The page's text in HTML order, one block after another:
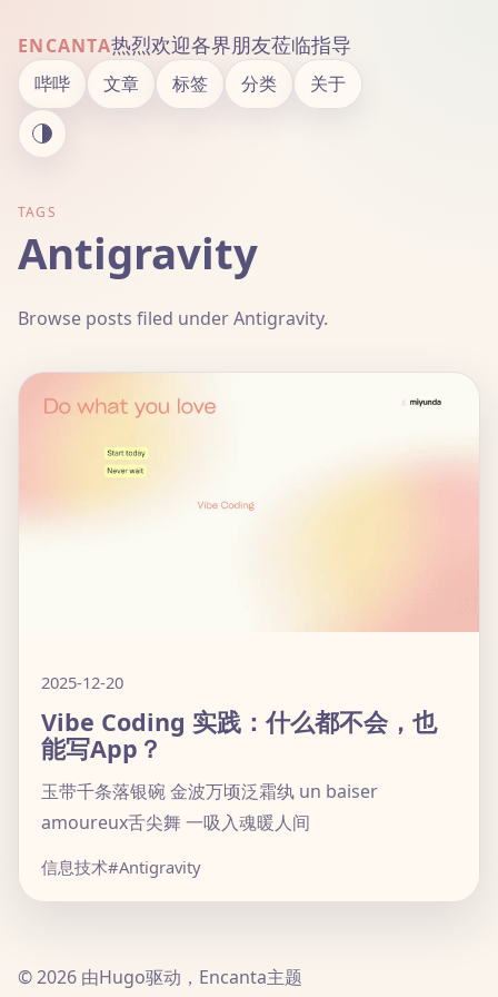
ENCANTA热烈欢迎各界朋友莅临指导
哔哔 文章 标签 分类 关于
TAGS
Antigravity
Browse posts filed under Antigravity.
2025-12-20
Vibe Coding 实践：什么都不会，也
能写App？
玉带千条落银碗 金波万顷泛霜纨 un baiser
amoureux舌尖舞 一吸入魂暖人间
信息技术#Antigravity
© 2026 由Hugo驱动，Encanta主题